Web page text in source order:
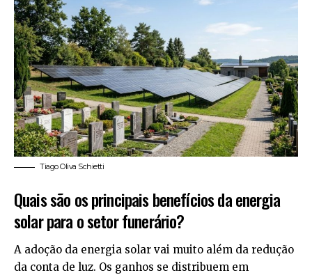
Tiago Oliva Schietti
Quais são os principais benefícios da energia
solar para o setor funerário?
A adoção da energia solar vai muito além da redução
da conta de luz. Os ganhos se distribuem em